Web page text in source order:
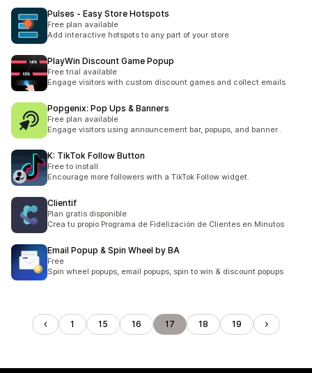
Pulses ‑ Easy Store Hotspots
Free plan available
Add interactive hotspots to any part of your store
PlayWin Discount Game Popup
Free trial available
Engage visitors with custom discount games and collect emails
Popgenix: Pop Ups & Banners
Free plan available
Engage visitors using announcement bar, popups, and banner..
K: TikTok Follow Button
Free to install
Encourage more followers with a TikTok Follow widget.
Clientif
Plan gratis disponible
Crea tu propio Programa de Fidelización de Clientes en Minutos
Email Popup & Spin Wheel by BA
Free
Spin wheel popups, email popups, spin to win & discount popups
1 15 16 17 18 19